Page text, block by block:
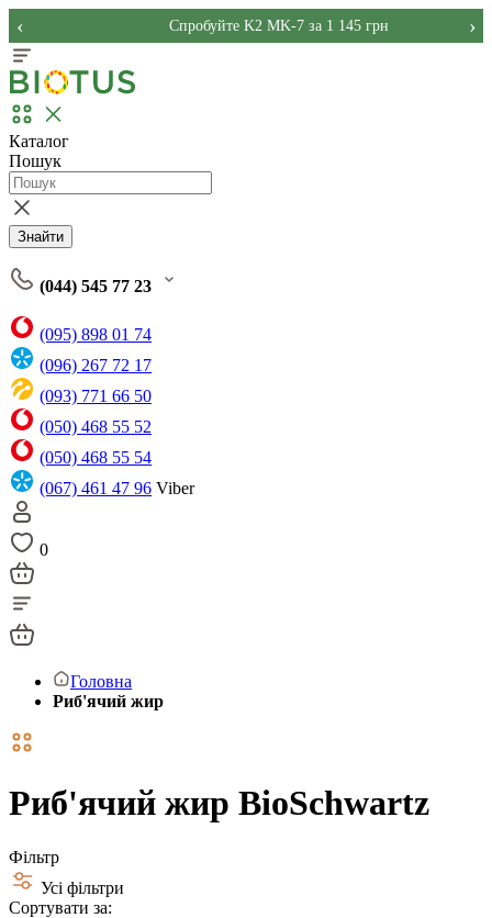
Спробуйте K2 MK-7 за 1 145 грн
‹ ›
Каталог
Пошук
Знайти
(044) 545 77 23
(095) 898 01 74
(096) 267 72 17
(093) 771 66 50
(050) 468 55 52
(050) 468 55 54
(067) 461 47 96 Viber
0
Головна
Риб'ячий жир
Риб'ячий жир BioSchwartz
Фільтр
Усі фільтри
Сортувати за: